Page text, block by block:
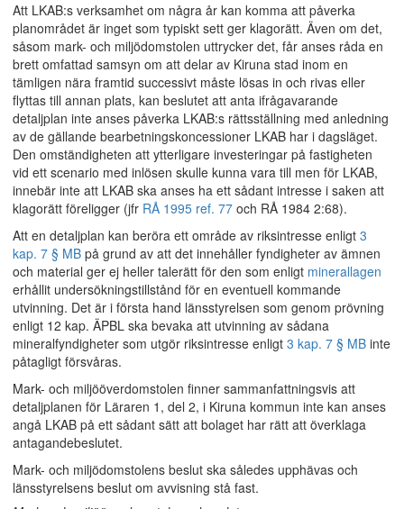
Att LKAB:s verksamhet om några år kan komma att påverka
planområdet är inget som typiskt sett ger klagorätt. Även om det,
såsom mark- och miljödomstolen uttrycker det, får anses råda en
brett omfattad samsyn om att delar av Kiruna stad inom en
tämligen nära framtid successivt måste lösas in och rivas eller
flyttas till annan plats, kan beslutet att anta ifrågavarande
detaljplan inte anses påverka LKAB:s rättsställning med anledning
av de gällande bearbetningskoncessioner LKAB har i dagsläget.
Den omständigheten att ytterligare investeringar på fastigheten
vid ett scenario med inlösen skulle kunna vara till men för LKAB,
innebär inte att LKAB ska anses ha ett sådant intresse i saken att
klagorätt föreligger (jfr RÅ 1995 ref. 77 och RÅ 1984 2:68).
Att en detaljplan kan beröra ett område av riksintresse enligt 3
kap. 7 § MB på grund av att det innehåller fyndigheter av ämnen
och material ger ej heller talerätt för den som enligt minerallagen
erhållit undersökningstillstånd för en eventuell kommande
utvinning. Det är i första hand länsstyrelsen som genom prövning
enligt 12 kap. ÄPBL ska bevaka att utvinning av sådana
mineralfyndigheter som utgör riksintresse enligt 3 kap. 7 § MB inte
påtagligt försvåras.
Mark- och miljööverdomstolen finner sammanfattningsvis att
detaljplanen för Läraren 1, del 2, i Kiruna kommun inte kan anses
angå LKAB på ett sådant sätt att bolaget har rätt att överklaga
antagandebeslutet.
Mark- och miljödomstolens beslut ska således upphävas och
länsstyrelsens beslut om avvisning stå fast.